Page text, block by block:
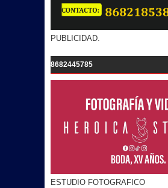
PUBLICIDAD.
8682445785
ESTUDIO FOTOGRAFICO